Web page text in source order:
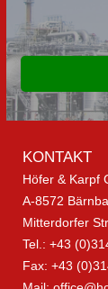
KONTAKT
Höfer & Karpf
A-8572
Mitterdorfer
Tel.: +43
Fax: +43